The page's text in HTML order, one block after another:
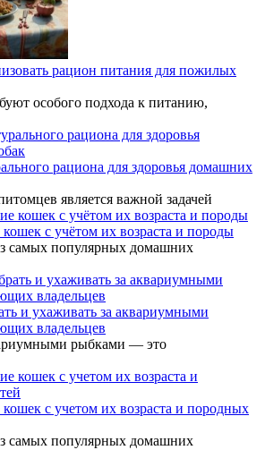
рацион питания для пожилых
особого подхода к питанию,
рациона для здоровья домашних
является важной задачей
с учётом их возраста и породы
самых популярных домашних
и ухаживать за аквариумными
владельцев
рыбками — это
с учетом их возраста и породных
самых популярных домашних